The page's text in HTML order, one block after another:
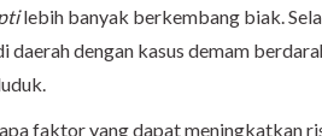
lebih banyak berkembang biak.
daerah dengan kasus demam
faktor yang dapat meningkatkan